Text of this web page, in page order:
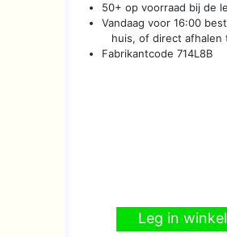
50+ op voorraad bij de
Vandaag voor 16:00
huis, of direct afhalen
Fabrikantcode 714L8B
Leg in